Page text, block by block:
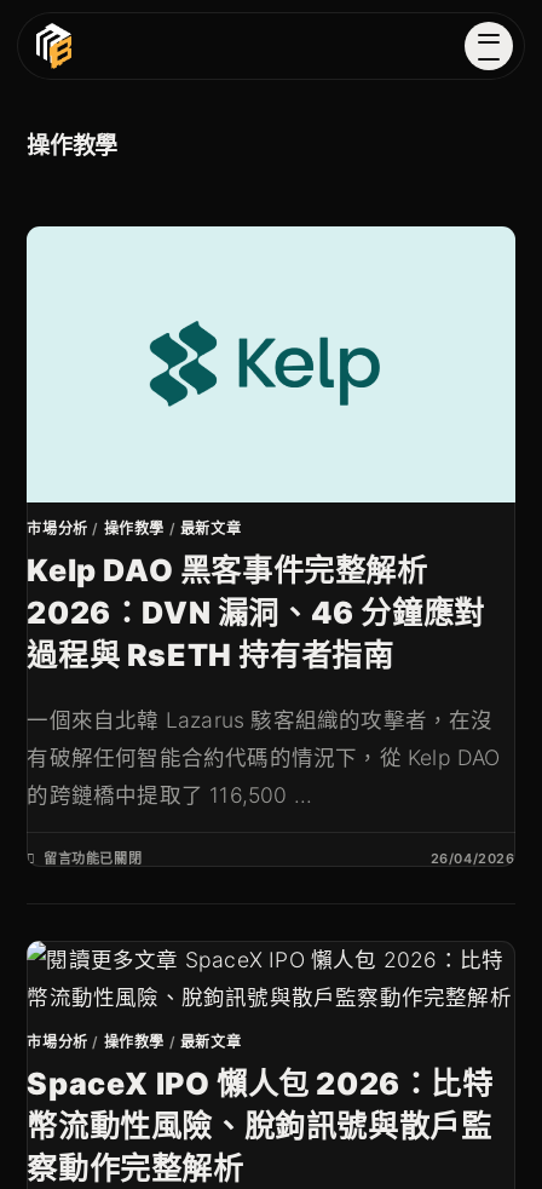
操作教學
市場分析 / 操作教學 / 最新文章
Kelp DAO 黑客事件完整解析
2026：DVN 漏洞、46 分鐘應對
過程與 RsETH 持有者指南
一個來自北韓 Lazarus 駭客組織的攻擊者，在沒
有破解任何智能合約代碼的情況下，從 Kelp DAO
的跨鏈橋中提取了 116,500 ...
留言功能已關閉 26/04/2026
市場分析 / 操作教學 / 最新文章
SpaceX IPO 懶人包 2026：比特
幣流動性風險、脫鉤訊號與散戶監
察動作完整解析